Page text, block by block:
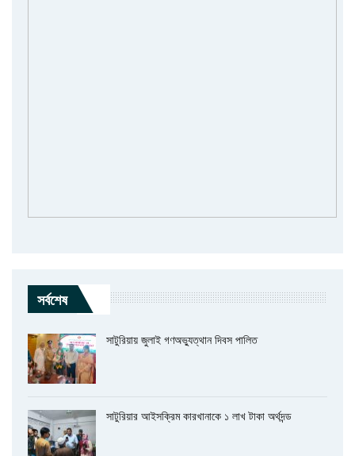
সর্বশেষ
সাটুরিয়ায় জুলাই গণঅভ্যুত্থান দিবস পালিত
সাটুরিয়ার আইসক্রিম কারখানাকে ১ লাখ টাকা অর্থদন্ড